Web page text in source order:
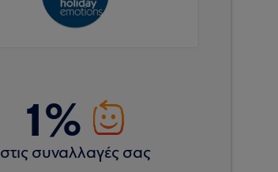
1%
στις συναλλαγές σας